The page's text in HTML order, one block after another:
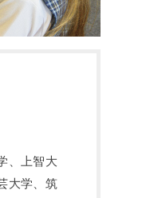
、上智大
大学、筑